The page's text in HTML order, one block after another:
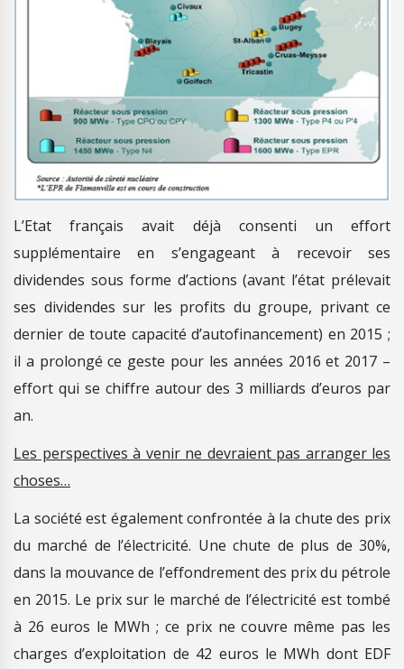
L’Etat français avait déjà consenti un effort
supplémentaire en s’engageant à recevoir ses
dividendes sous forme d’actions (avant l’état prélevait
ses dividendes sur les profits du groupe, privant ce
dernier de toute capacité d’autofinancement) en 2015 ;
il a prolongé ce geste pour les années 2016 et 2017 –
effort qui se chiffre autour des 3 milliards d’euros par
an.
Les perspectives à venir ne devraient pas arranger les
choses…
La société est également confrontée à la chute des prix
du marché de l’électricité. Une chute de plus de 30%,
dans la mouvance de l’effondrement des prix du pétrole
en 2015. Le prix sur le marché de l’électricité est tombé
à 26 euros le MWh ; ce prix ne couvre même pas les
charges d’exploitation de 42 euros le MWh dont EDF